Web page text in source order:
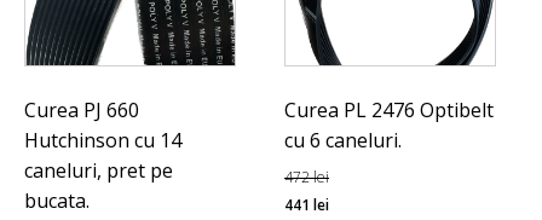
Curea PJ 660
Hutchinson cu 14
caneluri, pret pe
bucata.
Curea PL 2476 Optibelt
cu 6 caneluri.
472lei
Prețul
441leiPrețul